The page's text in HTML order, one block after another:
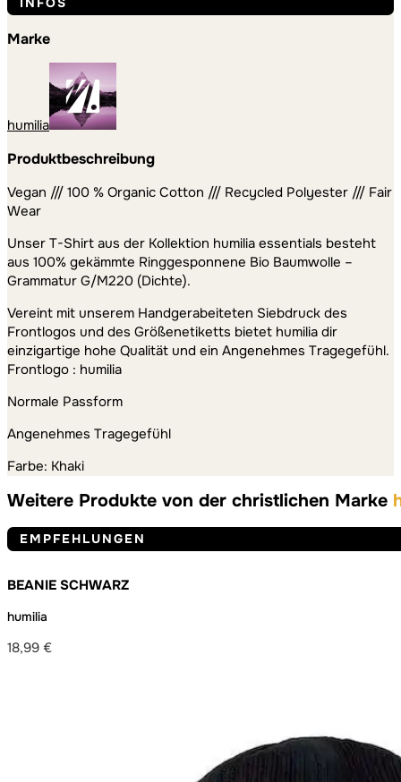
Marke
humilia
Produktbeschreibung
Vegan /// 100 % Organic Cotton /// Recycled Polyester /// Fair
Wear
Unser T-Shirt aus der Kollektion humilia essentials besteht
aus 100% gekämmte Ringgesponnene Bio Baumwolle –
Grammatur G/M220 (Dichte).
Vereint mit unserem Handgerabeiteten Siebdruck des
Frontlogos und des Größenetiketts bietet humilia dir
einzigartige hohe Qualität und ein Angenehmes Tragegefühl.
Frontlogo : humilia
Normale Passform
Angenehmes Tragegefühl
Farbe: Khaki
Weitere Produkte von der christlichen Marke
EMPFEHLUNGEN
BEANIE SCHWARZ
humilia
18,99 €